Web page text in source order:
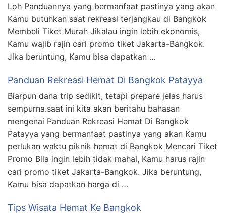
Loh Panduannya yang bermanfaat pastinya yang akan
Kamu butuhkan saat rekreasi terjangkau di Bangkok
Membeli Tiket Murah Jikalau ingin lebih ekonomis,
Kamu wajib rajin cari promo tiket Jakarta-Bangkok.
Jika beruntung, Kamu bisa dapatkan …
Panduan Rekreasi Hemat Di Bangkok Patayya
Biarpun dana trip sedikit, tetapi prepare jelas harus
sempurna.saat ini kita akan beritahu bahasan
mengenai Panduan Rekreasi Hemat Di Bangkok
Patayya yang bermanfaat pastinya yang akan Kamu
perlukan waktu piknik hemat di Bangkok Mencari Tiket
Promo Bila ingin lebih tidak mahal, Kamu harus rajin
cari promo tiket Jakarta-Bangkok. Jika beruntung,
Kamu bisa dapatkan harga di …
Tips Wisata Hemat Ke Bangkok